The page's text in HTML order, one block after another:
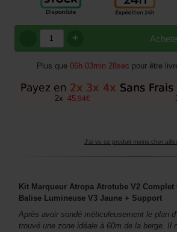
+
Plus que 06h 03min 27sec pour être
2x 45,94€
J'ai vu ce produit moins cher
Kit Marqueur Atropa Atrotube V2 Complet
Balise Lumineuse V3 Jaune + Support
Après avoir sondé méticuleusement le plan
trouvé une zone idéale à 60m de la berge. Il